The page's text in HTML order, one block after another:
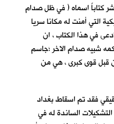
كتاباً اسماه ( في ظل صدام
التي أمنت له مكانا سريا
في هذا الكتاب ، ان
شبيه صدام الاخر ؛جاسم
قبل قوى كبرى ، هي من
فقد تم اسقاط بغداد
الساندة له في